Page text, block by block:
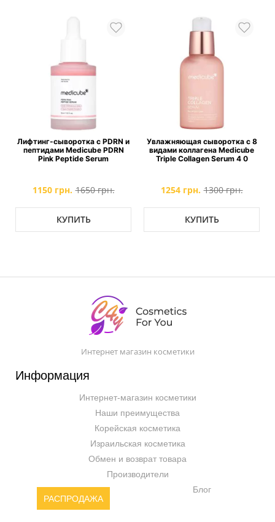
с PDRN и
PDRN
Увлажняющая сыворотка с 8
видами коллагена Medicube
Triple Collagen Serum 4 0
1254 грн.
Тонер для упругости
коллагеном Medicube
Collagen Toner
1114 грн.
Интернет магазин косметики
Информация
Интернет-магазин косметики
Наши преимущества
Корейская косметика
Израильская косметика
Обмен и возврат товара
Производители
РАСПРОДАЖА
Блог